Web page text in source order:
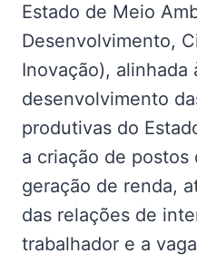
Estado de Meio
Desenvolvimento,
Inovação), alinhada
desenvolvimento
produtivas do
a criação de postos
geração de renda,
das relações de
trabalhador e a